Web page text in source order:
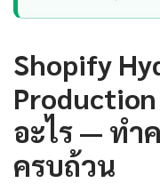
Shopify
อะไร — ทำ
ครบถ้วน